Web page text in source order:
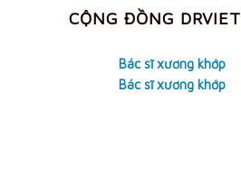
CỘNG ĐỒNG DRVIET
Bác sĩ xương khớp
Bác sĩ xương khớp